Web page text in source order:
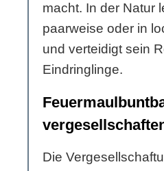
macht. In der Natur
paarweise oder in
und verteidigt sein
Eindringlinge.
Die